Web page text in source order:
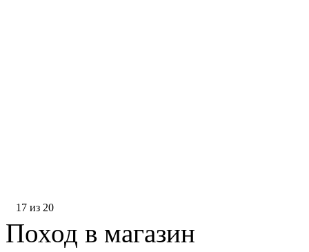
17 из 20
Поход в магазин